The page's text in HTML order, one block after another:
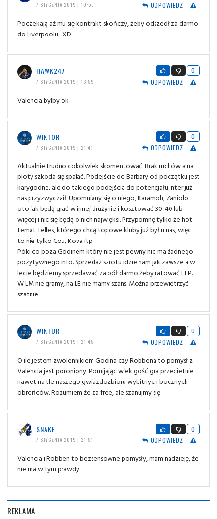
7 STYCZNIA 2019 | 10:50
ODPOWIEDZ
Poczekają aż mu się kontrakt skończy, żeby odszedł za darmo
do Liverpoolu... XD
HAWK247
7 STYCZNIA 2019 | 13:59
0
ODPOWIEDZ
Valencia bylby ok
WIKTOR
7 STYCZNIA 2019 | 21:41
0
ODPOWIEDZ
Aktualnie trudno cokolwiek skomentować. Brak ruchów a na
ploty szkoda się spalać. Podejście do Barbary od początku jest
karygodne, ale do takiego podejścia do potencjału Inter już
nas przyzwyczaił. Upomniany się o niego, Karamoh, Zaniolo
oto jak będą grać w innej drużynie i kosztować 30-40 lub
więcej i nic się będą o nich najwięksi. Przypomnę tylko że hot
temat Telles, którego chcą topowe kluby już był u nas, więc
to nie tylko Cou, Kova itp.
Póki co poza Godinem który nie jest pewny nie ma żadnego
pozytywnego info. Sprzedaż szrotu idzie nam jak zawsze a w
lecie będziemy sprzedawać za pół darmo żeby ratować FFP.
W LM nie gramy, na LE nie mamy szans. Można przewietrzyć
szatnie.
WIKTOR
7 STYCZNIA 2019 | 21:45
0
ODPOWIEDZ
O ile jestem zwolennikiem Godina czy Robbena to pomysł z
Valencia jest poroniony. Pomijając wiek gość gra przecietnie
nawet na tle naszego gwiazdozbioru wybitnych bocznych
obrońców. Rozumiem że za free, ale szanujmy się.
SNAKE
7 STYCZNIA 2019 | 21:51
0
ODPOWIEDZ
Valencia i Robben to bezsensowne pomysły, mam nadzieję, że
nie ma w tym prawdy.
REKLAMA